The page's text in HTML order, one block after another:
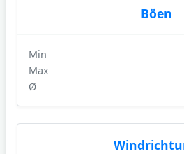
Böen
Min
Max
Ø